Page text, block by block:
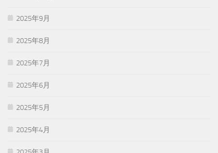
2025年9月
2025年8月
2025年7月
2025年6月
2025年5月
2025年4月